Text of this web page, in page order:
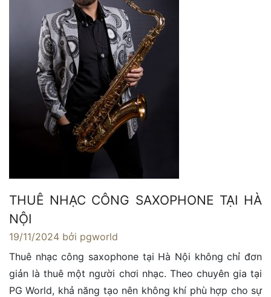
THUÊ NHẠC CÔNG SAXOPHONE TẠI HÀ
NỘI
19/11/2024 bởi pgworld
Thuê nhạc công saxophone tại Hà Nội không chỉ đơn
giản là thuê một người chơi nhạc. Theo chuyên gia tại
PG World, khả năng tạo nên không khí phù hợp cho sự